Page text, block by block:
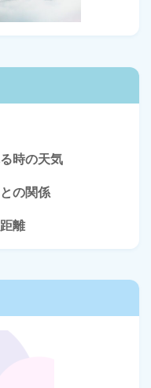
時の天気
の関係
離